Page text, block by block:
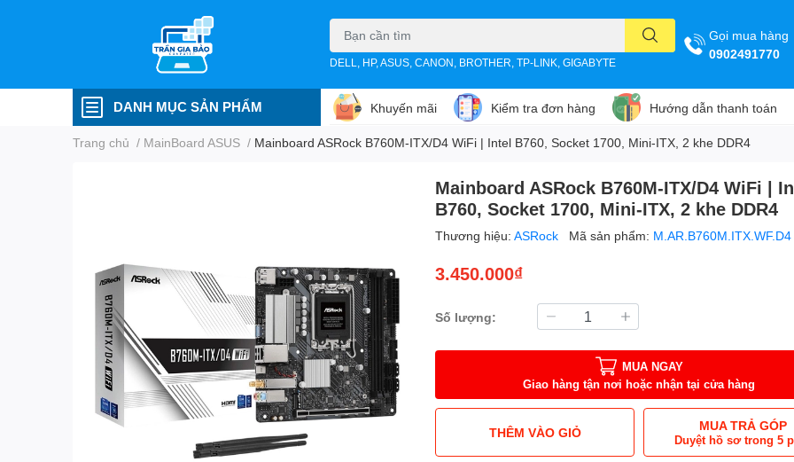
DELL, HP, ASUS, CANON, BROTHER, TP-LINK, GIGABYTE
Gọi mua hàng
0902491770
DANH MỤC SẢN PHẨM Khuyến mãi Kiểm tra đơn hàng Hướng dẫn thanh toán
Trang chủ / MainBoard ASUS / Mainboard ASRock B760M-ITX/D4 WiFi | Intel B760, Socket 1700, Mini-ITX, 2 khe DDR4
Mainboard ASRock B760M-ITX/D4 WiFi |
B760, Socket 1700, Mini-ITX, 2 khe DDR4
Thương hiệu:ASRock Mã sản phẩm: M.AR.B760M.ITX.WF.D4
3.450.000₫
Số lượng:
MUA NGAY
Giao hàng tận nơi hoặc nhận tại cửa hàng
THÊM VÀO GIỎ MUA TRẢ GÓP
Duyệt hồ sơ trong 5